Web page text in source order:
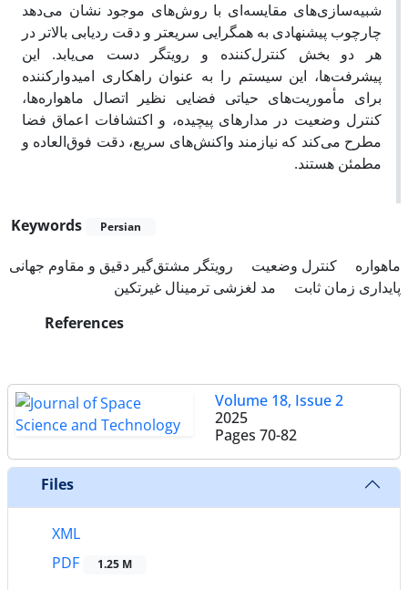
شبیه‌سازی‌های مقایسه‌ای با روش‌های موجود نشان می‌دهد
چارچوب پیشنهادی به همگرایی سریعتر و دقت ردیابی بالاتر در
هر دو بخش کنترل‌کننده و رویتگر دست می‌یابد. این
پیشرفت‌ها، این سیستم را به عنوان راهکاری امیدوارکننده
برای مأموریت‌های حیاتی فضایی نظیر اتصال ماهواره‌ها،
کنترل وضعیت در مدارهای پیچیده، و اکتشافات اعماق فضا
مطرح می‌کند که نیازمند واکنش‌های سریع، دقت فوق‌العاده و
مطمئن هستند.
Keywords Persian
ماهواره کنترل وضعیت
رویتگر مشتق‌گیر دقیق و مقاوم جهانی
پایداری زمان ثابت
مد لغزشی ترمینال غیرتکین
References
Volume 18, Issue 2
2025
Pages 70-82
Files
XML
PDF
1.25 M